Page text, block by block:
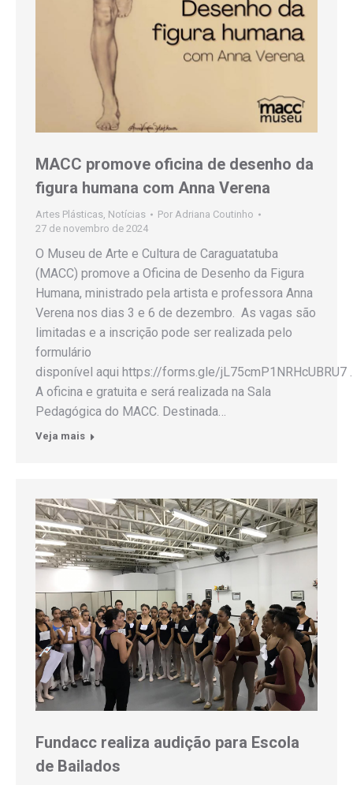
MACC promove oficina de desenho da
figura humana com Anna Verena
Artes Plásticas, Notícias Por Adriana Coutinho
27 de novembro de 2024
O Museu de Arte e Cultura de Caraguatatuba
(MACC) promove a Oficina de Desenho da Figura
Humana, ministrado pela artista e professora Anna
Verena nos dias 3 e 6 de dezembro. As vagas são
limitadas e a inscrição pode ser realizada pelo
formulário
disponível aqui https://forms.gle/jL75cmP1NRHcUBRU7 .
A oficina e gratuita e será realizada na Sala
Pedagógica do MACC. Destinada…
Veja mais
Fundacc realiza audição para Escola
de Bailados